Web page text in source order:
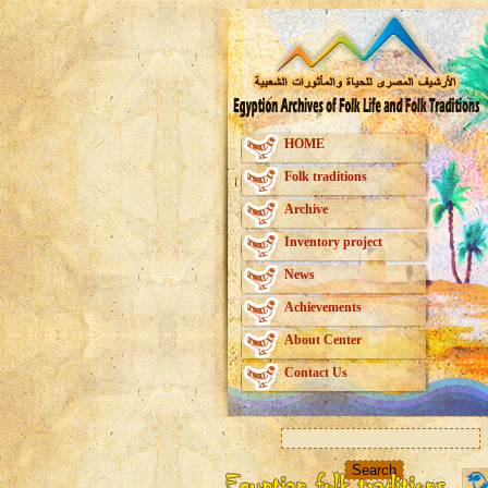
HOME
Folk traditions
Archive
Inventory project
News
Achievements
About Center
Contact Us